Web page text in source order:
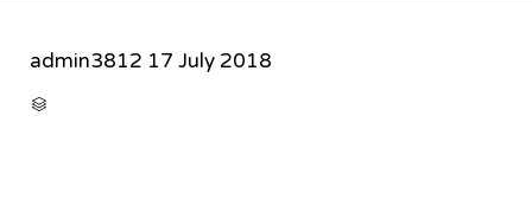
admin3812 17 July 2018
